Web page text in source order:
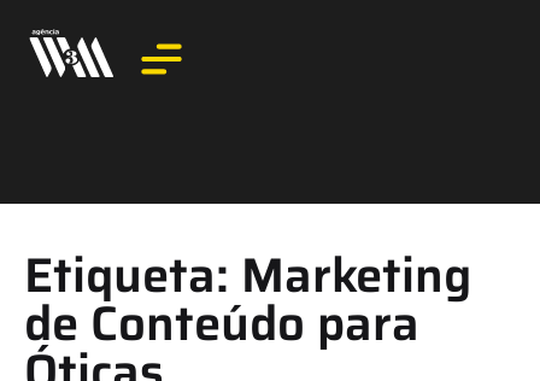
Etiqueta: Marketing
de Conteúdo para